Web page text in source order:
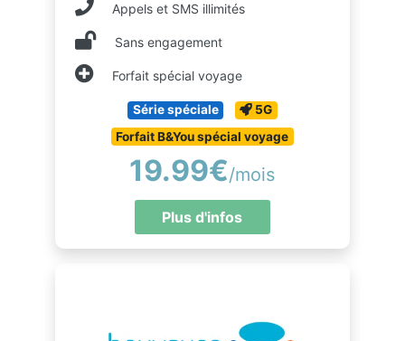
Appels et SMS illimités
Sans engagement
Forfait spécial voyage
Série spéciale
5G
Forfait B&You spécial voyage
19.99€/mois
Plus d'infos